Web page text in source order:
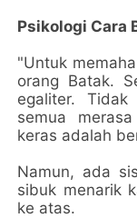
Psikologi Cara
"Untuk
orang Batak.
egaliter.
semua
keras adalah
Namun, ada
sibuk menarik
ke atas.